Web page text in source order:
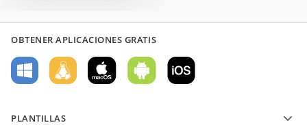
OBTENER APLICACIONES GRATIS
PLANTILLAS